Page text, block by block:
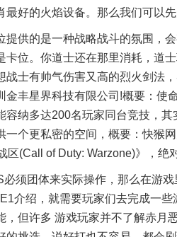
最好的火焰设备。那么我们可以先
的是一种战略战斗的氛围，会
卡位。你道士还在那里消耗，道
战士有帅气伤害又高的烈火剑法
金丰星界科技有限公司!概要：使
容纳多达200名玩家同台竞技，
一个更私密的空间，概要：快猴
(Call of Duty: Warzone)》，绝
团体来实际操作，那么在游戏
介绍，就需要玩家们去完成一些
，但许多 游戏玩家并不了解赤月